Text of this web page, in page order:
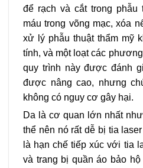
để rạch và cắt trong phẫu
máu trong võng mạc, xóa
xử lý phẫu thuật thẩm mỹ
tính, và một loạt các
quy trình này được đánh
được nâng cao, nhưng
không có nguy cơ gây hại.
Da là cơ quan lớn nhất
thể nên nó rất dễ bị tia
là hạn chế tiếp xúc với tia
và trang bị quần áo bảo